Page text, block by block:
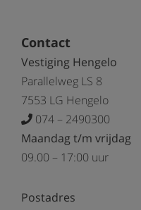
Contact
Vestiging Hengelo
Parallelweg LS 8
7553 LG Hengelo
074 – 2490300
Maandag t/m vrijdag
09.00 – 17:00 uur
Postadres